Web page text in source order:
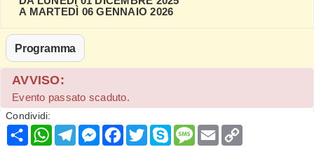
A MARTEDÌ 06 GENNAIO 2026
Programma
AVVISO:
Evento passato scaduto.
Condividi:
Condividi
WhatsApp
Telegram
Messenger
Facebook
TwitterSkypeMessage
Email